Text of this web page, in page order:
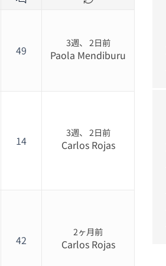
49
3週、 2日前
Paola Mendiburu
14
3週、 2日前
Carlos Rojas
42
2ヶ月前
Carlos Rojas